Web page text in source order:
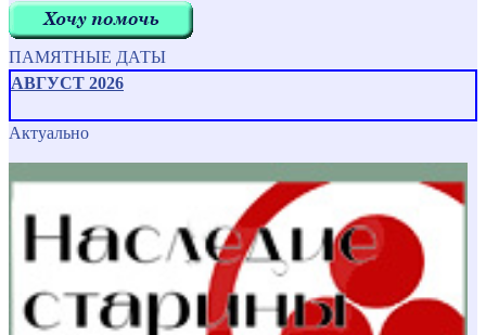
ПАМЯТНЫЕ ДАТЫ
АВГУСТ 2026
Актуально